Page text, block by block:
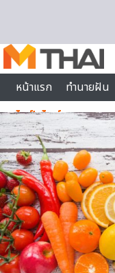
หน้าแรก
ทำนายฝัน
ไลฟ์สไตล์